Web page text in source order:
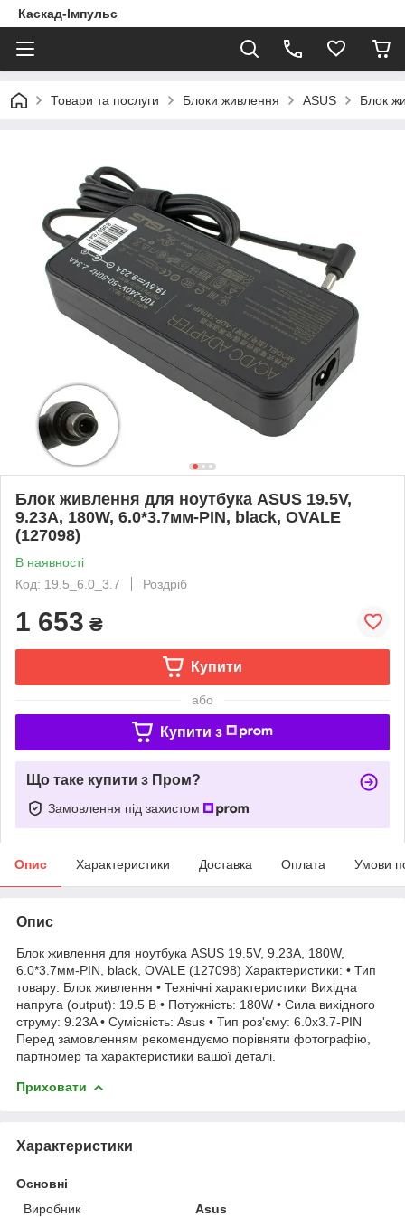
Каскад-Імпульс
Товари та послуги Блоки живлення ASUS Блок
Блок живлення для ноутбука ASUS 19.5V,
9.23A, 180W, 6.0*3.7мм-PIN, black, OVALE
(127098)
В наявності
Код: 19.5_6.0_3.7
Роздріб
1 653 ₴
Купити
або
Купити з
Що таке купити з Пром?
Замовлення під захистом
Опис Характеристики Доставка Оплата Умови
Опис
Блок живлення для ноутбука ASUS 19.5V, 9.23A, 180W,
6.0*3.7мм-PIN, black, OVALE (127098) Характеристики: • Тип
товару: Блок живлення • Технічні характеристики Вихідна
напруга (output): 19.5 В • Потужність: 180W • Сила вихідного
струму: 9.23A • Сумісність: Asus • Тип роз'єму: 6.0х3.7-PIN
Перед замовленням рекомендуємо порівняти фотографію,
партномер та характеристики вашої деталі.
Приховати
Характеристики
Основні
Виробник
Asus